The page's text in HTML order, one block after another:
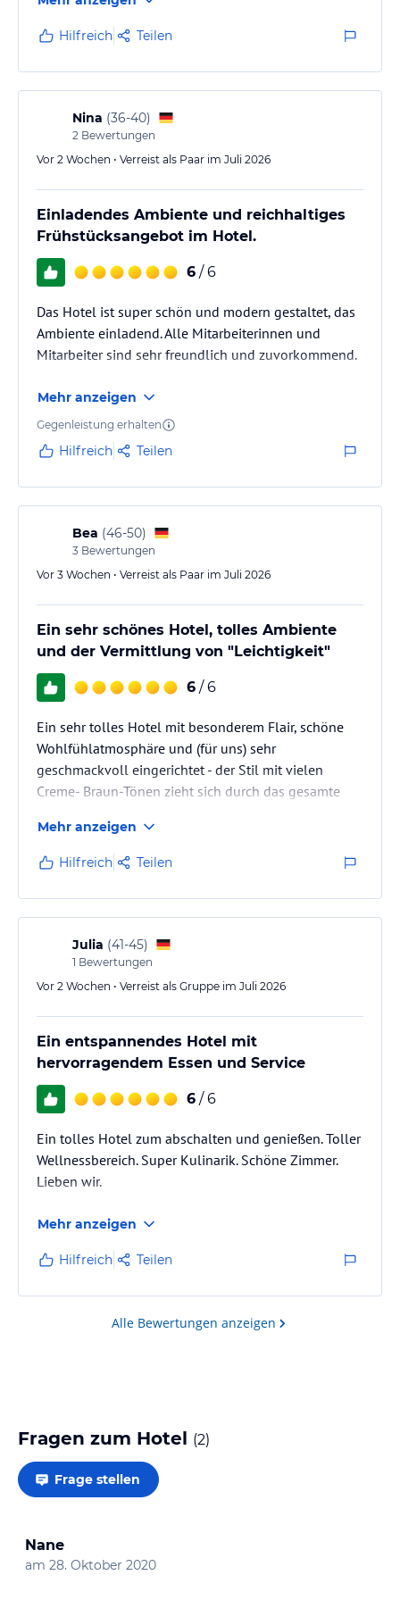
Rhein. Die Mitarbeiter des Hotels stehen den Gästen jederzeit gern
mit Informationen und persönlichen Tipps zur Seite, um den
Aufenthalt so angenehm wie möglich zu gestalten
ohne Gewähr und ohne Prüfung durch HolidayCheck. Bitte
lies vor der Buchung die verbindlichen
Spinnenproblem.
Hilfreich Teilen
Nina (36-40)
2 Bewertungen
Vor 2 Wochen • Verreist als Paar im Juli 2026
Einladendes Ambiente und reichhaltiges
Frühstücksangebot im Hotel.
6 / 6
Das Hotel ist super schön und modern gestaltet, das
Ambiente einladend. Alle Mitarbeiterinnen und
Mitarbeiter sind sehr freundlich und zuvorkommend.
Mehr anzeigen
Gegenleistung erhalten
Hilfreich Teilen
Bea (46-50)
3 Bewertungen
Vor 3 Wochen • Verreist als Paar im Juli 2026
Ein sehr schönes Hotel, tolles Ambiente
und der Vermittlung von "Leichtigkeit"
6 / 6
Ein sehr tolles Hotel mit besonderem Flair, schöne
Wohlfühlatmosphäre und (für uns) sehr
geschmackvoll eingerichtet - der Stil mit vielen
Creme- Braun-Tönen zieht sich durch das gesamte
Die Idee des "Schiffes" wird auch vollends umgesetzt
- Zimmer heißen "Kojen", Etagen "Deck" und das
Restaurant " Bootshaus" usw. Ideenreich umgesetzt!
Mehr anzeigen
Hilfreich Teilen
Julia (41-45)
1 Bewertungen
Vor 2 Wochen • Verreist als Gruppe im Juli 2026
Ein entspannendes Hotel mit
hervorragendem Essen und Service
6 / 6
Ein tolles Hotel zum abschalten und genießen. Toller
Wellnessbereich. Super Kulinarik. Schöne Zimmer.
Lieben wir.
Mehr anzeigen
Hilfreich Teilen
Alle Bewertungen anzeigen
Fragen zum Hotel (2)
Frage stellen
Nane
am 28. Oktober 2020